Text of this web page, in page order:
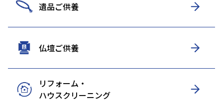
遺品ご供養
仏壇ご供養
リフォーム・
ハウスクリーニング